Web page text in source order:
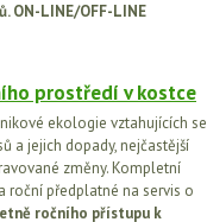
ON-LINE/OFF-LINE
prostředí v kostce
ekologie vztahujících se
a jejich dopady, nejčastější
změny. Kompletní
roční předplatné na servis o
ročního přístupu k